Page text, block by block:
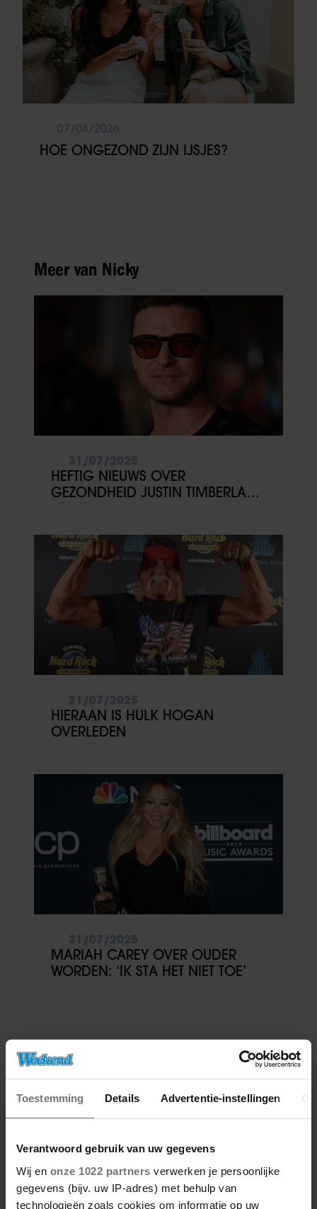
Toestemming Details Advertentie-instellingen
Verantwoord gebruik van uw gegevens
Wij en onze 1022 partners verwerken je persoonlijke
gegevens (bijv. uw IP-adres) met behulp van
technologieën zoals cookies om informatie op uw
HOE ONGEZOND ZIJN IJSJES?
Meer van Nicky
HEFTIG NIEUWS OVER
GEZONDHEID JUSTIN TIMBERLAKE:
HIERAAN IS HULK HOGAN
OVERLEDEN
MARIAH CAREY OVER OUDER
WORDEN: ‘IK STA HET NIET TOE’